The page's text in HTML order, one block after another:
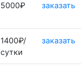
5000₽ заказать
1400₽/
сутки
заказать